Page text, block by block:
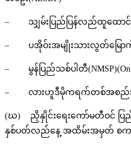
– သျှမ်းပြည်ပြန်လည်ထူထောင်ရေ
– ပအိုဝ်းအမျိုးသားလွတ်မြောက်ရ
– မွန်ပြည်သစ်ပါတီ
– လားဟူဒီမိုကရက်တစ်အစည်းအရုံ
(ဃ) ညှိနှိုင်းရေးကော်မတီဝင် ပြည်ထ
နှစ်ပတ်လည်နေ့ အထိမ်းအမှတ် စကားမျ